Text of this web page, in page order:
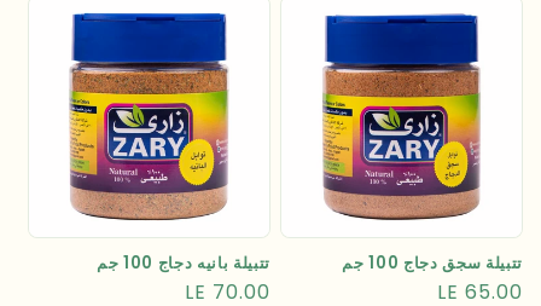
تتبيلة سجق دجاج 100 جم
السعر
LE 65.00
تتبيلة بانيه دجاج 100 جم
السعر
LE 70.00